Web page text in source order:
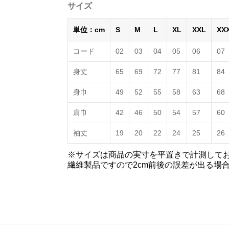
サイズ
単位：cm S M L XL XXL
コード 02 03 04 05 06 07
身丈 65 69 72 77 81 84
身巾 49 52 55 58 63 68
肩巾 42 46 50 54 57 60
袖丈 19 20 22 24 25 26
※サイズは商品の実寸を平置きで計測して
繊維製品ですので2cm前後の誤差が出る場